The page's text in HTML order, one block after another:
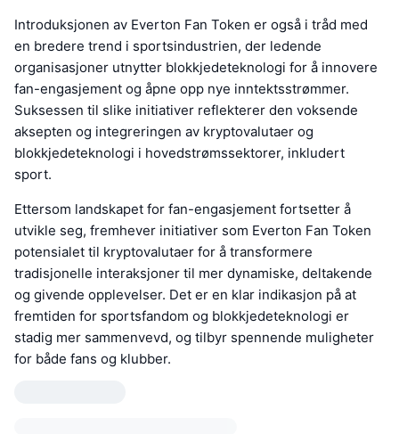
Introduksjonen av Everton Fan Token er også i tråd med
en bredere trend i sportsindustrien, der ledende
organisasjoner utnytter blokkjedeteknologi for å innovere
fan-engasjement og åpne opp nye inntektsstrømmer.
Suksessen til slike initiativer reflekterer den voksende
aksepten og integreringen av kryptovalutaer og
blokkjedeteknologi i hovedstrømssektorer, inkludert
sport.
Ettersom landskapet for fan-engasjement fortsetter å
utvikle seg, fremhever initiativer som Everton Fan Token
potensialet til kryptovalutaer for å transformere
tradisjonelle interaksjoner til mer dynamiske, deltakende
og givende opplevelser. Det er en klar indikasjon på at
fremtiden for sportsfandom og blokkjedeteknologi er
stadig mer sammenvevd, og tilbyr spennende muligheter
for både fans og klubber.